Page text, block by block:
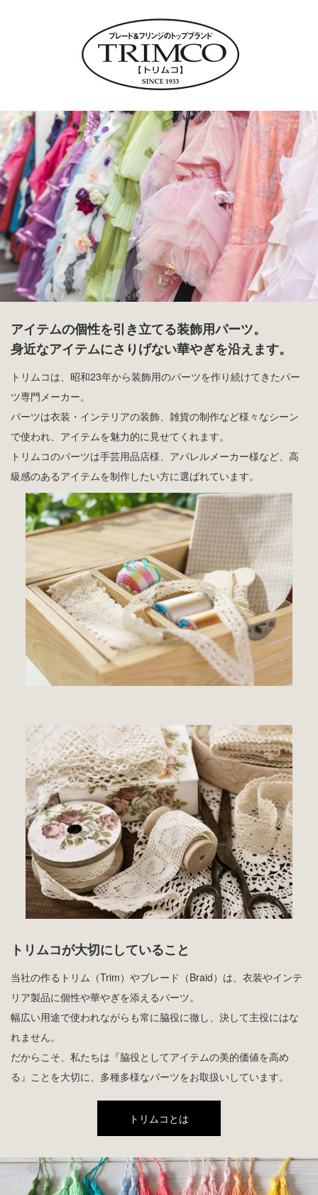
アイテムの個性を引き立てる装飾用パーツ。
身近なアイテムにさりげない華やぎを沿えます。
トリムコは、昭和23年から装飾用のパーツを作り続けてきたパー
ツ専門メーカー。
パーツは衣装・インテリアの装飾、雑貨の制作など様々なシーン
で使われ、アイテムを魅力的に見せてくれます。
トリムコのパーツは手芸用品店様、アパレルメーカー様など、高
級感のあるアイテムを制作したい方に選ばれています。
トリムコが大切にしていること
当社の作るトリム（Trim）やブレード（Braid）は、 衣装やインテ
リア製品に個性や華やぎを添えるパーツ。
幅広い用途で使われながらも常に脇役に徹し、決して主役にはな
れません。
だからこそ、私たちは『脇役としてアイテムの美的価値を高め
る』ことを大切に、 多種多様なパーツをお取扱いしています。
トリムコとは